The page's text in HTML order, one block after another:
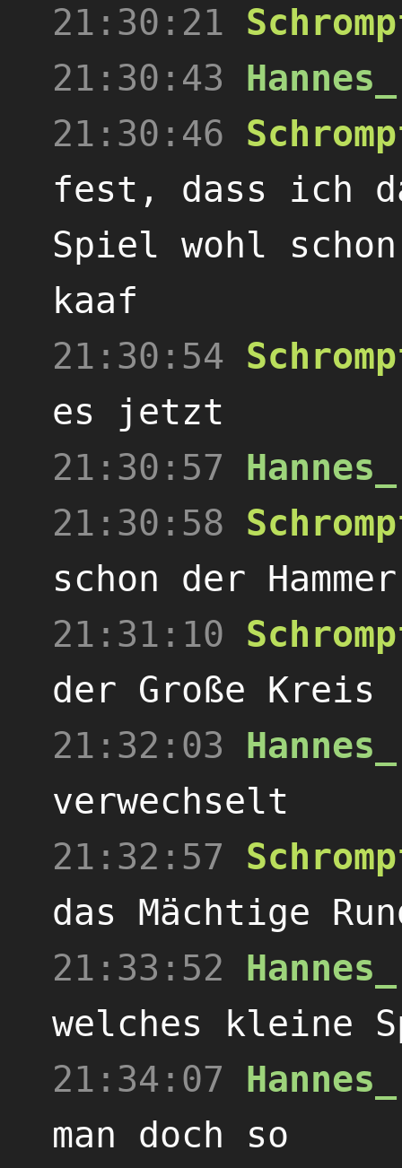
21:30:21
21:30:43
Hannes_
21:30:46
fest, dass ich
Spiel wohl
kaaf
21:30:54
es jetzt
21:30:57
Hannes_
21:30:58
schon der Hammer
21:31:10
der Große Kreis
21:32:03
Hannes_
verwechselt
21:32:57
das Mächtige
21:33:52
Hannes_
welches kleine
21:34:07
Hannes_
man doch so